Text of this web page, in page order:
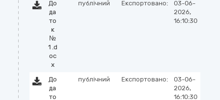
До
да
то
к
№
1 .d
oc
x
публічний Експортовано:
03-06-
2026,
16:10:30
До
да
то
публічний Експортовано:
03-06-
2026,
16:10:30